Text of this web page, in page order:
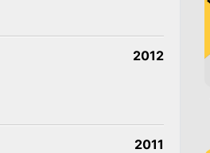
2012
2011